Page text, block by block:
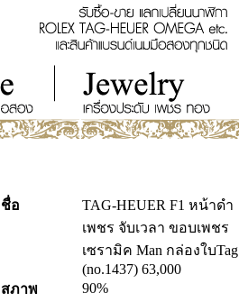
ชื่อ
TAG-HEUER F1 หน้าดำ
เพชร จับเวลา ขอบเพชร
เซรามิค Man กล่องใบTag
(no.1437) 63,000
สภาพ
90%